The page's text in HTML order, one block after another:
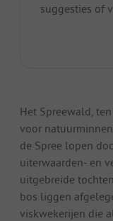
suggesties of
Het Spreewald,
voor
de Spree lopen
uiterwaarden- en
uitgebreide
bos liggen
viskwekerijen die